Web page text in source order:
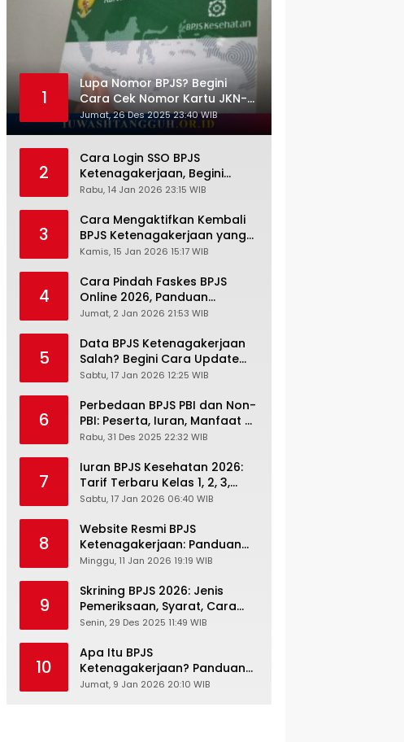
1
Lupa Nomor BPJS? Begini
Cara Cek Nomor Kartu JKN-
KIS dengan NIK KTP
Jumat, 26 Des 2025 23:40 WIB
2
Cara Login SSO BPJS
Ketenagakerjaan, Begini
Tutorial Lengkap dan
Rabu, 14 Jan 2026 23:15 WIB
3
Cara Mengaktifkan Kembali
BPJS Ketenagakerjaan yang
Nonaktif, Begini Panduan
Kamis, 15 Jan 2026 15:17 WIB
4
Cara Pindah Faskes BPJS
Online 2026, Panduan
Lengkap via Mobile JKN,
Cabang
Jumat, 2 Jan 2026 21:53 WIB
5
Data BPJS Ketenagakerjaan
Salah? Begini Cara Update
Rekening, Alamat, HP di JMO
Sabtu, 17 Jan 2026 12:25 WIB
6
Perbedaan BPJS PBI dan Non-
PBI: Peserta, Iuran, Manfaat &
Masa Berlaku Terbaru 2026
Rabu, 31 Des 2025 22:32 WIB
7
Iuran BPJS Kesehatan 2026:
Tarif Terbaru Kelas 1, 2, 3,
Cara Bayar, Denda &
JKN-KIS
Sabtu, 17 Jan 2026 06:40 WIB
8
Website Resmi BPJS
Ketenagakerjaan: Panduan
Lengkap Akses dan Fitur
Minggu, 11 Jan 2026 19:19 WIB
9
Skrining BPJS 2026: Jenis
Pemeriksaan, Syarat, Cara
Daftar & Cek Riwayat
Senin, 29 Des 2025 11:49 WIB
10
Apa Itu BPJS
Ketenagakerjaan? Panduan
Lengkap untuk Pekerja dan
Jumat, 9 Jan 2026 20:10 WIB